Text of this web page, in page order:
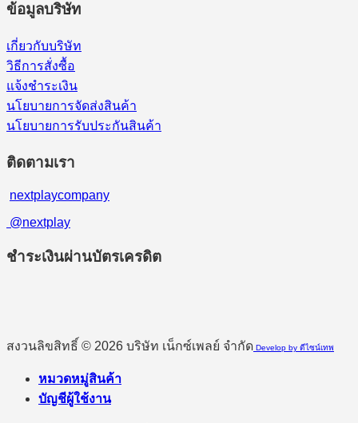
ข้อมูลบริษัท
เกี่ยวกับบริษัท
วิธีการสั่งซื้อ
แจ้งชำระเงิน
นโยบายการจัดส่งสินค้า
นโยบายการรับประกันสินค้า
ติดตามเรา
nextplaycompany
@nextplay
ชำระเงินผ่านบัตรเครดิต
สงวนลิขสิทธิ์ © 2026 บริษัท เน็กซ์เพลย์ จำกัด Develop by ดีไซน์เทพ
หมวดหมู่สินค้า
บัญชีผู้ใช้งาน